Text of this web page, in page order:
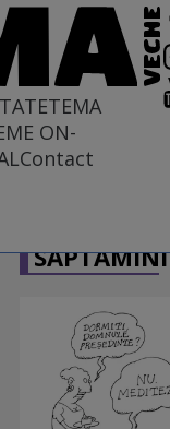
TEMA
ON-
Contact